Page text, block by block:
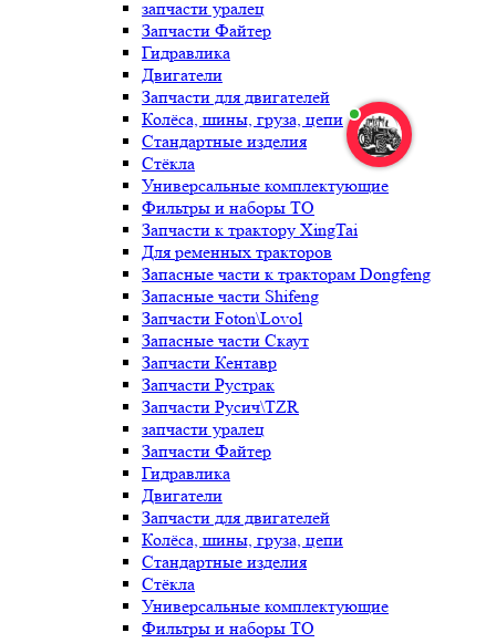
запчасти уралец
Запчасти Файтер
Гидравлика
Двигатели
Запчасти для двигателей
Колёса, шины, груза, цепи
Стандартные изделия
Стёкла
Универсальные комплектующие
Фильтры и наборы ТО
Запчасти к трактору XingTai
Для ременных тракторов
Запасные части к тракторам Dongfeng
Запасные части Shifeng
Запчасти Foton\Lovol
Запасные части Скаут
Запчасти Кентавр
Запчасти Рустрак
Запчасти Русич\TZR
запчасти уралец
Запчасти Файтер
Гидравлика
Двигатели
Запчасти для двигателей
Колёса, шины, груза, цепи
Стандартные изделия
Стёкла
Универсальные комплектующие
Фильтры и наборы ТО